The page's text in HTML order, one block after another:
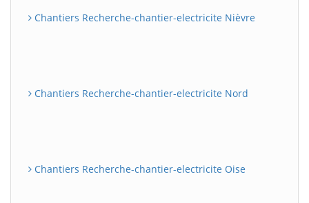
Chantiers Recherche-chantier-electricite Nièvre
Chantiers Recherche-chantier-electricite Nord
Chantiers Recherche-chantier-electricite Oise